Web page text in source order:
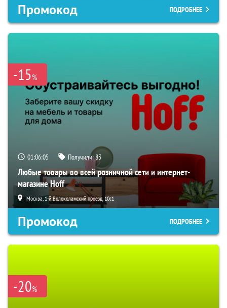
Промокод ПОДРОБНЕЕ
-15%
01:06:05 Получили:83
Любые товары во всей розничной сети и интернет-
магазине Hoff
Москва, 1-й Волоколамский проезд, 10с1
Промокод ПОДРОБНЕЕ
-20%